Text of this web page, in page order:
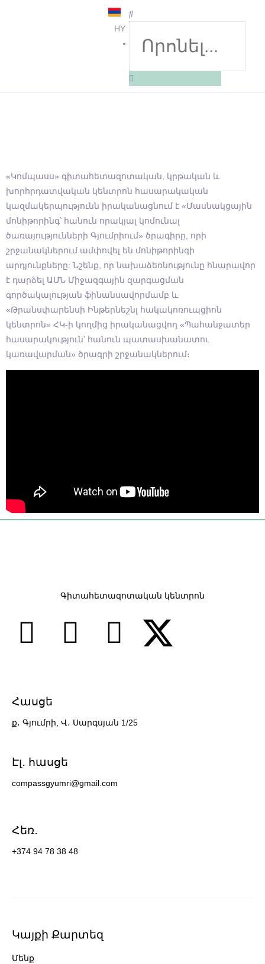
HY
«Կոմպասս» գիտահետազոտական, կրթական և
խորհրդատվական կենտրոն հասարակական
կազմակերպությունն իրականացնում է «Մասնակցային
մոնիթորինգ՝ հանուն որակյալ կոմունալ
ծառայությունների Գյումրիում» ծրագիրը, որի
շրջանակներում ամփովել են մոնիթորինգի
արդյունքները: Նշենք, որ նախաձեռնությունը հնարավոր
է դարձել ԱՄՆ Միջազգային զարգացման
գործակալության ֆինանսավորմամբ և
«Թրանսփարենսի Ինթերնեշնլ հակակոռուպցիոն
կենտրոն» ՀԿ-ի կողմից իրականացվող «Պահանջատեր
հասարակություն՝ հանուն պատասխանատու
կառավարման» ծրագրի շրջանակներում։
Գիտահետազոտական կենտրոն
Հասցե
ք․ Գյումրի, Վ․ Սարգսյան 1/25
Էլ․ հասցե
compassgyumri@gmail.com
Հեռ․
+374 94 78 38 48
Կայքի Քարտեզ
Մենք